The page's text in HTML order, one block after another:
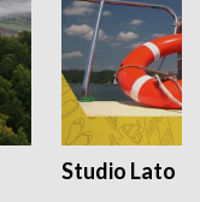
Studio Lato